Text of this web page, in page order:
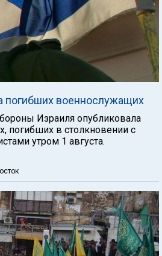
погибших военнослужащих
Израиля опубликовала
погибших в столкновении с
утром 1 августа.